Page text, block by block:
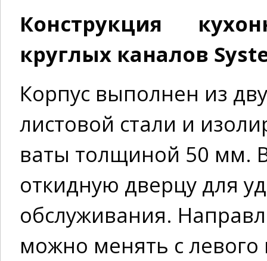
Конструкция
круглых каналов
Корпус выполнен из
листовой стали и
ваты толщиной 50 мм.
откидную дверцу для
обслуживания.
можно менять с